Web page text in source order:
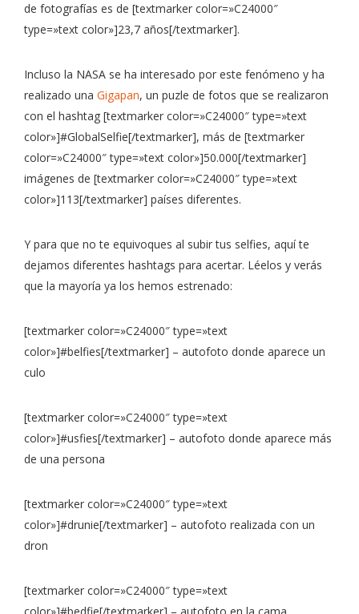
de fotografías es de [textmarker color=»C24000″
type=»text color»]23,7 años[/textmarker].
Incluso la NASA se ha interesado por este fenómeno y ha
realizado una Gigapan, un puzle de fotos que se realizaron
con el hashtag [textmarker color=»C24000″ type=»text
color»]#GlobalSelfie[/textmarker], más de [textmarker
color=»C24000″ type=»text color»]50.000[/textmarker]
imágenes de [textmarker color=»C24000″ type=»text
color»]113[/textmarker] países diferentes.
Y para que no te equivoques al subir tus selfies, aquí te
dejamos diferentes hashtags para acertar. Léelos y verás
que la mayoría ya los hemos estrenado:
[textmarker color=»C24000″ type=»text
color»]#belfies[/textmarker] – autofoto donde aparece un
culo
[textmarker color=»C24000″ type=»text
color»]#usfies[/textmarker] – autofoto donde aparece más
de una persona
[textmarker color=»C24000″ type=»text
color»]#drunie[/textmarker] – autofoto realizada con un
dron
[textmarker color=»C24000″ type=»text